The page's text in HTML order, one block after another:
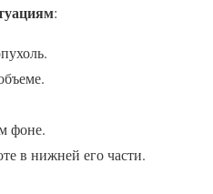
:
фоне.
в нижней его части.